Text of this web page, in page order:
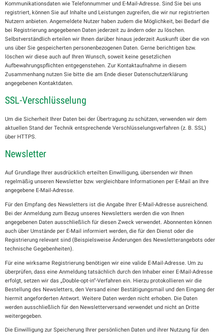
Kommunikationsdaten wie Telefonnummer und E-Mail-Adresse. Sind Sie bei uns
registriert, können Sie auf Inhalte und Leistungen zugreifen, die wir nur registrierten
Nutzern anbieten. Angemeldete Nutzer haben zudem die Möglichkeit, bei Bedarf die
bei Registrierung angegebenen Daten jederzeit zu ändern oder zu löschen.
Selbstverständlich erteilen wir Ihnen darüber hinaus jederzeit Auskunft über die von
uns über Sie gespeicherten personenbezogenen Daten. Gerne berichtigen bzw.
löschen wir diese auch auf Ihren Wunsch, soweit keine gesetzlichen
Aufbewahrungspflichten entgegenstehen. Zur Kontaktaufnahme in diesem
Zusammenhang nutzen Sie bitte die am Ende dieser Datenschutzerklärung
angegebenen Kontaktdaten.
SSL-Verschlüsselung
Um die Sicherheit Ihrer Daten bei der Übertragung zu schützen, verwenden wir dem
aktuellen Stand der Technik entsprechende Verschlüsselungsverfahren (z. B. SSL)
über HTTPS.
Newsletter
Auf Grundlage Ihrer ausdrücklich erteilten Einwilligung, übersenden wir Ihnen
regelmäßig unseren Newsletter bzw. vergleichbare Informationen per E-Mail an Ihre
angegebene E-Mail-Adresse.
Für den Empfang des Newsletters ist die Angabe Ihrer E-Mail-Adresse ausreichend.
Bei der Anmeldung zum Bezug unseres Newsletters werden die von Ihnen
angegebenen Daten ausschließlich für diesen Zweck verwendet. Abonnenten können
auch über Umstände per E-Mail informiert werden, die für den Dienst oder die
Registrierung relevant sind (Beispielsweise Änderungen des Newsletterangebots oder
technische Gegebenheiten).
Für eine wirksame Registrierung benötigen wir eine valide E-Mail-Adresse. Um zu
überprüfen, dass eine Anmeldung tatsächlich durch den Inhaber einer E-Mail-Adresse
erfolgt, setzen wir das „Double-opt-in“-Verfahren ein. Hierzu protokollieren wir die
Bestellung des Newsletters, den Versand einer Bestätigungsmail und den Eingang der
hiermit angeforderten Antwort. Weitere Daten werden nicht erhoben. Die Daten
werden ausschließlich für den Newsletterversand verwendet und nicht an Dritte
weitergegeben.
Die Einwilligung zur Speicherung Ihrer persönlichen Daten und ihrer Nutzung für den